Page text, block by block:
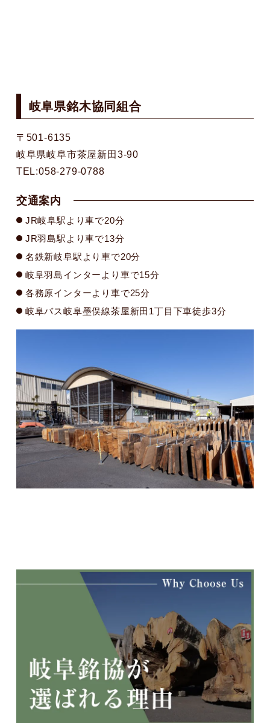
岐阜県銘木協同組合
〒501-6135
岐阜県岐阜市茶屋新田3-90
TEL:058-279-0788
交通案内
JR岐阜駅より車で20分
JR羽島駅より車で13分
名鉄新岐阜駅より車で20分
岐阜羽島インターより車で15分
各務原インターより車で25分
岐阜バス岐阜墨俣線茶屋新田1丁目下車徒歩3分